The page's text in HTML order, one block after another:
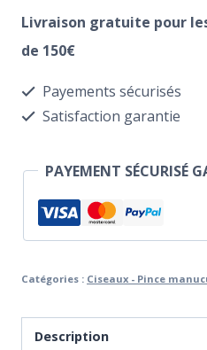
Ciseaux
pour
Staleks
Pro
20/2
Livraison gratuite pour
de 150€
Payements sécurisés
Satisfaction garantie
PAYEMENT SÉCURISÉ
Catégories : Ciseaux - Pince
Description